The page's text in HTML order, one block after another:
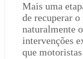
Mais uma
de recuperar
naturalmente
intervenções
que